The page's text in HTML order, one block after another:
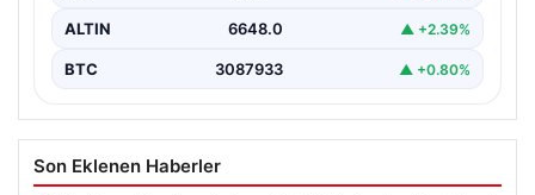
ALTIN 6648.0 ▲ +2.39%
BTC 3087933 ▲ +0.80%
Son Eklenen Haberler